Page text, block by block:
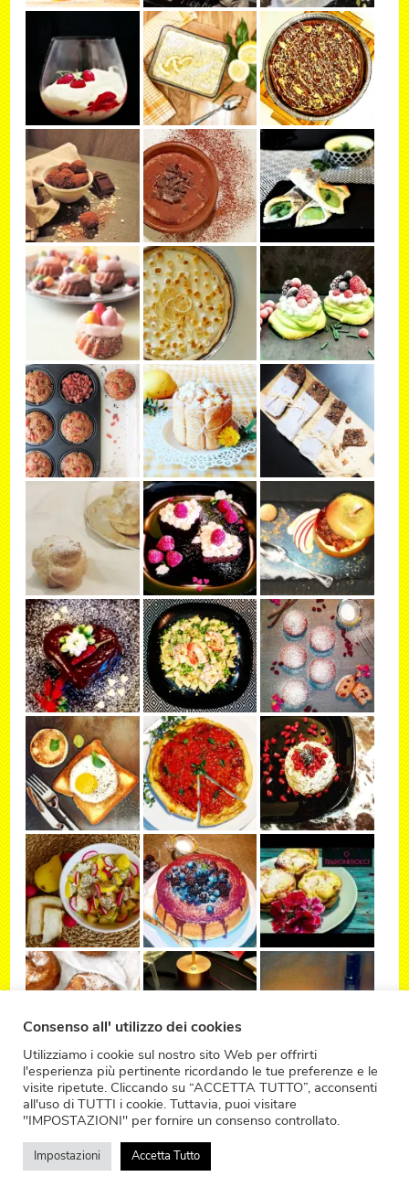
Consenso all' utilizzo dei cookies
Utilizziamo i cookie sul nostro sito Web per offrirti
l'esperienza più pertinente ricordando le tue preferenze e le
visite ripetute. Cliccando su “ACCETTA TUTTO”, acconsenti
all'uso di TUTTI i cookie. Tuttavia, puoi visitare
"IMPOSTAZIONI" per fornire un consenso controllato.
Impostazioni Accetta Tutto